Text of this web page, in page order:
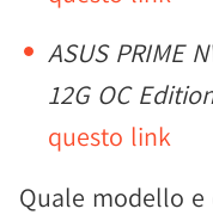
ASUS PRIME
12G OC
questo link
Quale modello